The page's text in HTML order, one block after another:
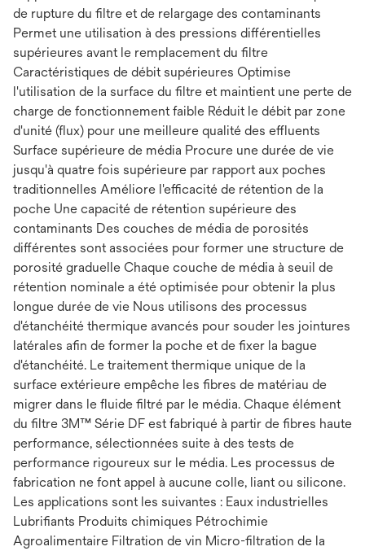
de rupture du filtre et de relargage des contaminants
Permet une utilisation à des pressions différentielles
supérieures avant le remplacement du filtre
Caractéristiques de débit supérieures Optimise
l'utilisation de la surface du filtre et maintient une perte de
charge de fonctionnement faible Réduit le débit par zone
d'unité (flux) pour une meilleure qualité des effluents
Surface supérieure de média Procure une durée de vie
jusqu'à quatre fois supérieure par rapport aux poches
traditionnelles Améliore l'efficacité de rétention de la
poche Une capacité de rétention supérieure des
contaminants Des couches de média de porosités
différentes sont associées pour former une structure de
porosité graduelle Chaque couche de média à seuil de
rétention nominale a été optimisée pour obtenir la plus
longue durée de vie Nous utilisons des processus
d'étanchéité thermique avancés pour souder les jointures
latérales afin de former la poche et de fixer la bague
d'étanchéité. Le traitement thermique unique de la
surface extérieure empêche les fibres de matériau de
migrer dans le fluide filtré par le média. Chaque élément
du filtre 3M™ Série DF est fabriqué à partir de fibres haute
performance, sélectionnées suite à des tests de
performance rigoureux sur le média. Les processus de
fabrication ne font appel à aucune colle, liant ou silicone.
Les applications sont les suivantes : Eaux industrielles
Lubrifiants Produits chimiques Pétrochimie
Agroalimentaire Filtration de vin Micro-filtration de la